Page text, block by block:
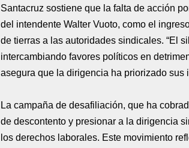
Santacruz sostiene que la falta de acción
del intendente Walter Vuoto, como el
de tierras a las autoridades sindicales. “El
intercambiando favores políticos en
asegura que la dirigencia ha priorizado
La campaña de desafiliación, que ha
de descontento y presionar a la dirigencia
los derechos laborales. Este movimiento